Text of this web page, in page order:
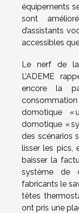
équipements
sont
d’assistants
accessibles
Le nerf de la
L’ADEME
encore la
domotique «
domotique «
des scénarios
lisser les pics,
baisser la
système de
fabricants le
têtes
ont pris une